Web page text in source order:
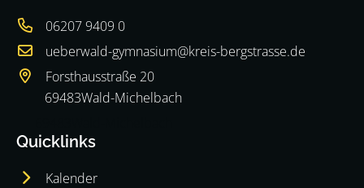
06207 9409 0
ueberwald-gymnasium@kreis-bergstrasse.de
Forsthausstraße 20
69483Wald-Michelbach
Quicklinks
Kalender